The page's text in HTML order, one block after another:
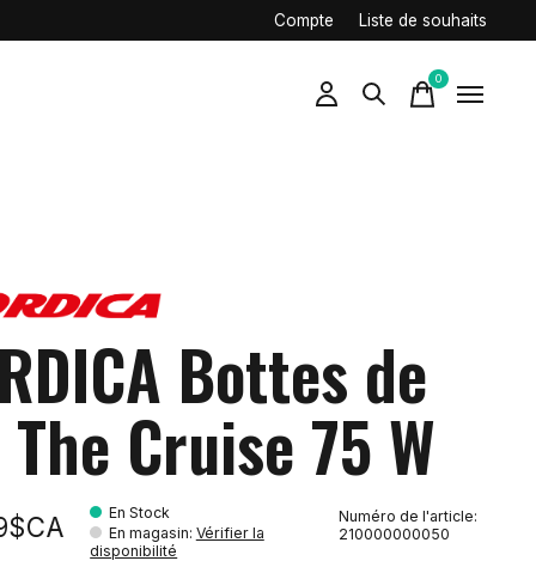
Compte Liste de souhaits
0items
Bottes de
Cruise 75 W
En Stock
En magasin: Vérifier la
disponibilité
Numéro de l'article:
210000000050